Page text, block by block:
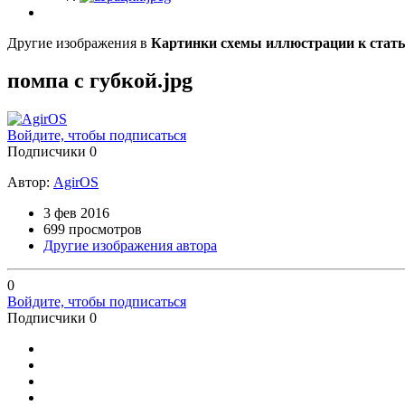
Другие изображения в Картинки схемы иллюстрации к
помпа с губкой.jpg
Войдите, чтобы подписаться
Подписчики 0
Автор: AgirOS
3 фев 2016
699 просмотров
Другие изображения автора
0
Войдите, чтобы подписаться
Подписчики 0